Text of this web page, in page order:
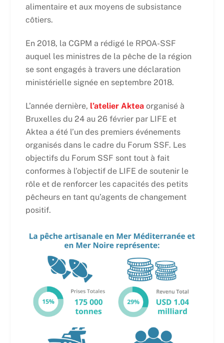
alimentaire et aux moyens de subsistance
côtiers.
En 2018, la CGPM a rédigé le RPOA-SSF
auquel les ministres de la pêche de la région
se sont engagés à travers une déclaration
ministérielle signée en septembre 2018.
L’année dernière, l’atelier Akteaorganisé à
Bruxelles du 24 au 26 février par LIFE et
Aktea a été l’un des premiers événements
organisés dans le cadre du Forum SSF. Les
objectifs du Forum SSF sont tout à fait
conformes à l’objectif de LIFE de soutenir le
rôle et de renforcer les capacités des petits
pêcheurs en tant qu’agents de changement
positif.